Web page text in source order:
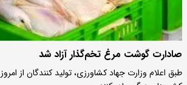
صادارت گوشت مرغ تخم‌گذار آزاد شد
طبق اعلام وزارت جهاد کشاورزی، تولید کنندگان از